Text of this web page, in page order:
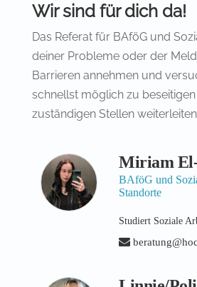
Wir sind für dich da!
Das Referat für BAföG und
deiner Probleme oder der
Barrieren annehmen und
schnellst möglich zu beseitigen
zuständigen Stellen
Miriam
BAföG und
Standorte
Studiert Soziale